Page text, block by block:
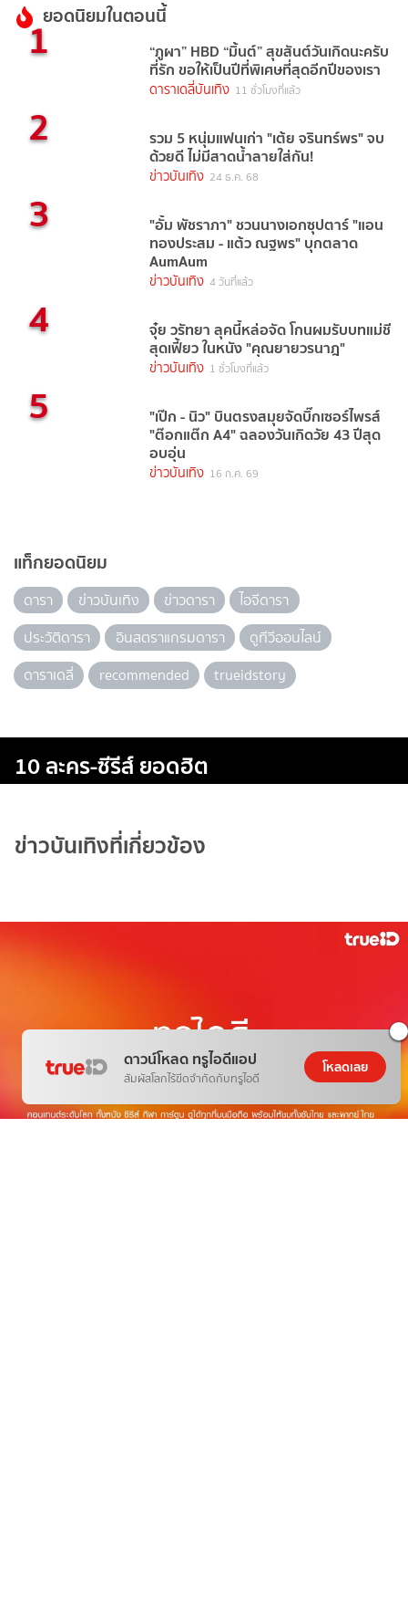
ยอดนิยมในตอนนี้
1 “ภูผา” HBD “มิ้นต์” สุขสันต์วันเกิดนะครับ
ที่รัก ขอให้เป็นปีที่พิเศษที่สุดอีกปีของเรา
ดาราเดลี่บันเทิง 11 ชั่วโมงที่แล้ว
2 รวม 5 หนุ่มแฟนเก่า "เต้ย จรินทร์พร" จบ
ด้วยดี ไม่มีสาดน้ำลายใส่กัน!
ข่าวบันเทิง 24 ธ.ค. 68
3 "อั้ม พัชราภา" ชวนนางเอกซุปตาร์ "แอน
ทองประสม - แต้ว ณฐพร" บุกตลาด
AumAum
ข่าวบันเทิง 4 วันที่แล้ว
4 จุ๋ย วรัทยา ลุคนี้หล่อจัด โกนผมรับบทแม่ชี
สุดเฟี้ยว ในหนัง "คุณยายวรนาฎ"
ข่าวบันเทิง 1 ชั่วโมงที่แล้ว
5 "เป๊ก - นิว" บินตรงสมุยจัดบิ๊กเซอร์ไพรส์
"ต๊อกแต๊ก A4" ฉลองวันเกิดวัย 43 ปีสุด
อบอุ่น
ข่าวบันเทิง 16 ก.ค. 69
แท็กยอดนิยม
ดารา ข่าวบันเทิง ข่าวดารา
ไอจีดารา
ประวัติดารา
อินสตราแกรมดารา
ดูทีวีออนไลน์
ดาราเดลี่
recommended trueidstory
10 ละคร-ซีรีส์ ยอดฮิต
ข่าวบันเทิงที่เกี่ยวข้อง
ดาวน์โหลด ทรูไอดีแอป
สัมผัสโลกไร้ขีดจำกัดกับทรูไอดี
โหลดเลย